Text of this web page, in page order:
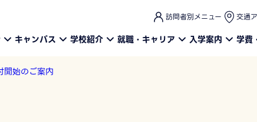
このページの本文へ
訪問者別メニュー 交通
キャンパス 学校紹介 就職・キャリア 入学案内 学費
開始のご案内